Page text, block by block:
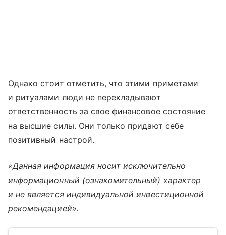
Однако стоит отметить, что этими приметами
и ритуалами люди не перекладывают
ответственность за свое финансовое состояние
на высшие силы. Они только придают себе
позитивный настрой.
«Данная информация носит исключительно
информационный (ознакомительный) характер
и не является индивидуальной инвестиционной
рекомендацией».